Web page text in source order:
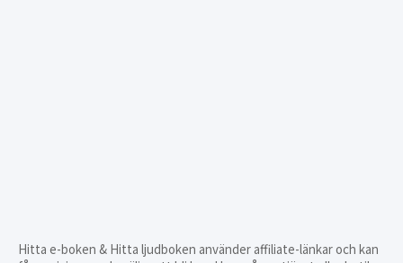
Hitta e-boken & Hitta ljudboken använder affiliate-länkar och kan